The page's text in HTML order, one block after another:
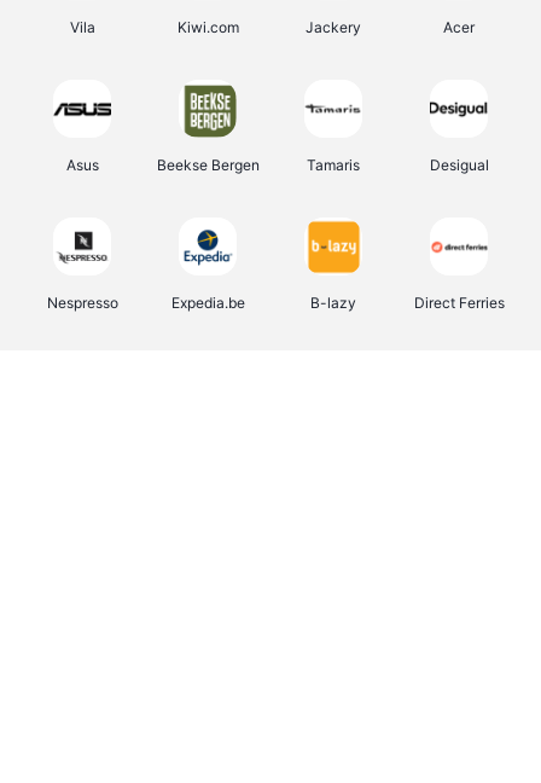
Vila Kiwi.com Jackery Acer
Asus Beekse Bergen Tamaris Desigual
Nespresso Expedia.be B-lazy Direct Ferries